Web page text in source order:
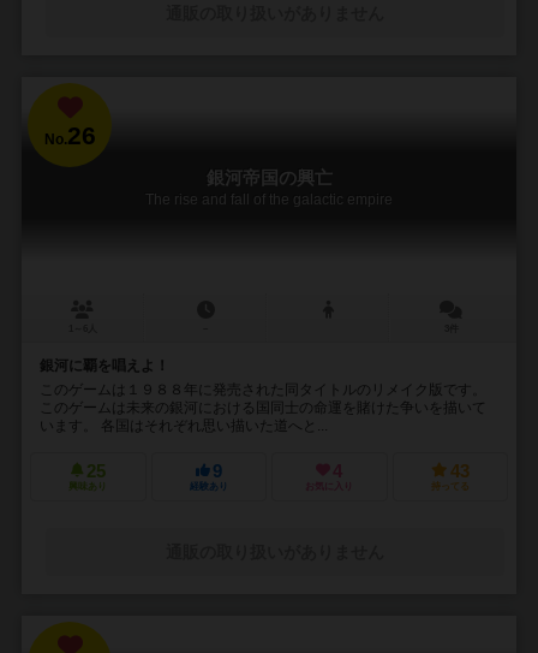
No.26
銀河帝国の興亡
The rise and fall of the galactic empire
銀河に覇を唱えよ！
このゲームは１９８８年に発売された同タイトルのリメイク版です。
このゲームは未来の銀河における国同士の命運を賭けた争いを描いて
います。 各国はそれぞれ思い描いた道へと...
25
興味あり
9
経験あり
4
お気に入り
43
持ってる